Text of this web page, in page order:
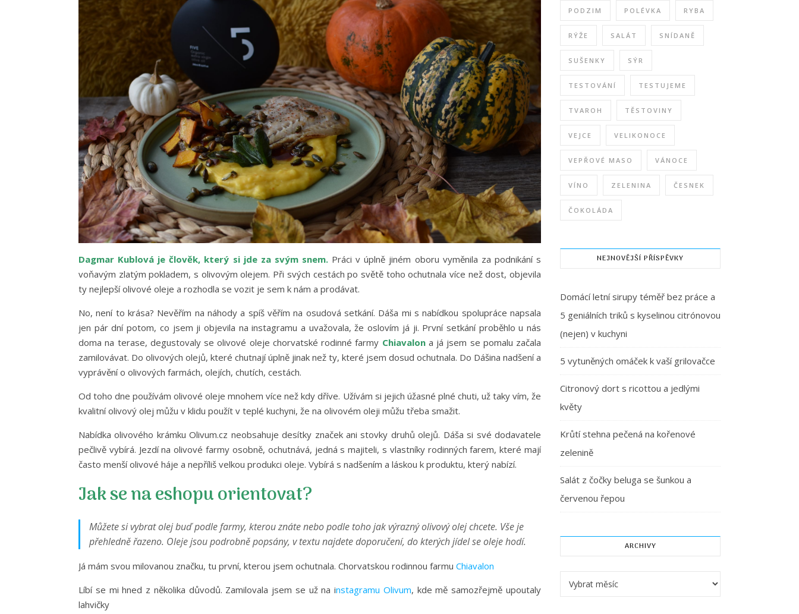
Dagmar Kublová je člověk, který si jde za svým snem. Práci v úplně jiném oboru vyměnila za podnikání s
voňavým zlatým pokladem, s olivovým olejem. Při svých cestách po světě toho ochutnala více než dost, objevila
ty nejlepší olivové oleje a rozhodla se vozit je sem k nám a prodávat.
No, není to krása? Nevěřím na náhody a spíš věřím na osudová setkání. Dáša mi s nabídkou spolupráce napsala
jen pár dní potom, co jsem ji objevila na instagramu a uvažovala, že oslovím já ji. První setkání proběhlo u nás
doma na terase, degustovaly se olivové oleje chorvatské rodinné farmy Chiavalon a já jsem se pomalu začala
zamilovávat. Do olivových olejů, které chutnají úplně jinak než ty, které jsem dosud ochutnala. Do Dášina nadšení a
vyprávění o olivových farmách, olejích, chutích, cestách.
Od toho dne používám olivové oleje mnohem více než kdy dříve. Užívám si jejich úžasné plné chuti, už taky vím, že
kvalitní olivový olej můžu v klidu použít v teplé kuchyni, že na olivovém oleji můžu třeba smažit.
Nabídka olivového krámku Olivum.cz neobsahuje desítky značek ani stovky druhů olejů. Dáša si své dodavatele
pečlivě vybírá. Jezdí na olivové farmy osobně, ochutnává, jedná s majiteli, s vlastníky rodinných farem, které mají
často menší olivové háje a nepříliš velkou produkci oleje. Vybírá s nadšením a láskou k produktu, který nabízí.
Jak se na eshopu orientovat?
Můžete si vybrat olej buď podle farmy, kterou znáte nebo podle toho jak výrazný olivový olej chcete. Vše je
přehledně řazeno. Oleje jsou podrobně popsány, v textu najdete doporučení, do kterých jídel se oleje hodí.
Já mám svou milovanou značku, tu první, kterou jsem ochutnala. Chorvatskou rodinnou farmu Chiavalon
Líbí se mi hned z několika důvodů. Zamilovala jsem se už na instagramu Olivum, kde mě samozřejmě upoutaly
lahvičky
PODZIM POLÉVKA RYBA
RÝŽE SALÁT SNÍDANĚ
SUŠENKY SÝR
TESTOVÁNÍ TESTUJEME
TVAROH TĚSTOVINY
VEJCE VELIKONOCE
VEPŘOVÉ MASO VÁNOCE
VÍNO ZELENINA ČESNEK
ČOKOLÁDA
NEJNOVĚJŠÍ PŘÍSPĚVKY
Domácí letní sirupy téměř bez práce a
5 geniálních triků s kyselinou citrónovou
(nejen) v kuchyni
5 vytuněných omáček k vaší grilovačce
Citronový dort s ricottou a jedlými
květy
Krůtí stehna pečená na kořenové
zelenině
Salát z čočky beluga se šunkou a
červenou řepou
ARCHIVY